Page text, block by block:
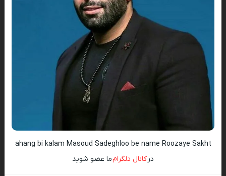
ahang bi kalam Masoud Sadeghloo be name Roozaye Sakht
در کانال تلگرامما عضو شوید